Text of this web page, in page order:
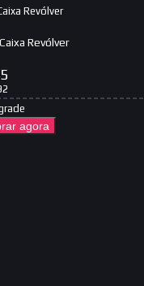
Revólver
Revólver
agora